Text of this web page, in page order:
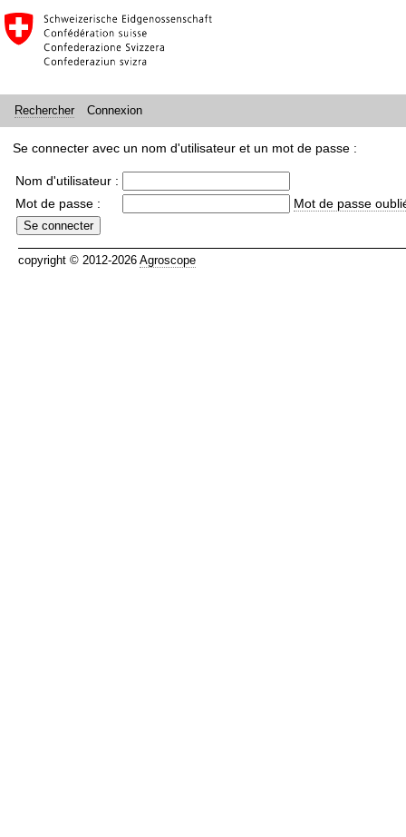
Rechercher Connexion
Se connecter avec un nom d'utilisateur et un mot de passe :
Nom d'utilisateur :
Mot de passe :
Mot de passe
copyright © 2012-2026 Agroscope